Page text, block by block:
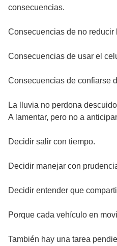
consecuencias.
Consecuencias de no
Consecuencias de usar el
Consecuencias de confiarse
La lluvia no perdona
A lamentar, pero no a
Decidir salir con tiempo.
Decidir manejar con
Decidir entender que
Porque cada vehículo en
También hay una tarea